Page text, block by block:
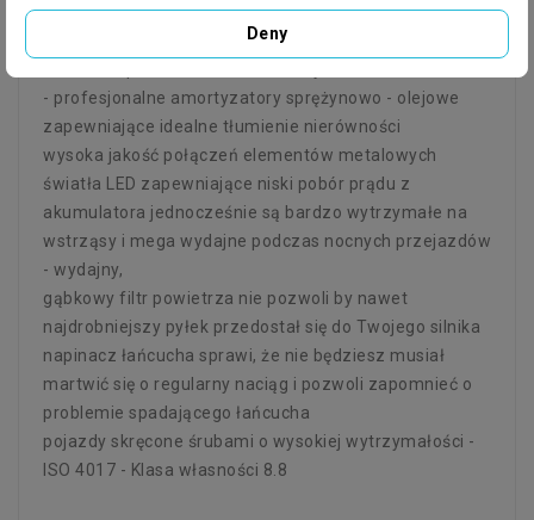
bieżników (Butterfly, Bighorn, Buffalo)
skrzynia biegów automatyczna lub półautomatyczna –
- profesjonalne amortyzatory sprężynowo - olejowe
zapewniające idealne tłumienie nierówności
wysoka jakość połączeń elementów metalowych
światła LED zapewniające niski pobór prądu z
akumulatora jednocześnie są bardzo wytrzymałe na
wstrząsy i mega wydajne podczas nocnych przejazdów
- wydajny,
gąbkowy filtr powietrza nie pozwoli by nawet
najdrobniejszy pyłek przedostał się do Twojego silnika
napinacz łańcucha sprawi, że nie będziesz musiał
martwić się o regularny naciąg i pozwoli zapomnieć o
problemie spadającego łańcucha
pojazdy skręcone śrubami o wysokiej wytrzymałości -
ISO 4017 - Klasa własności 8.8
Deny